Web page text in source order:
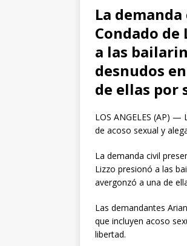
La
Condado
a las
desnudos
de ellas por
LOS ANGELES (AP)
de acoso sexual y
La demanda civil
Lizzo presionó a las
avergonzó a una de
Las demandantes
que incluyen acoso
libertad.